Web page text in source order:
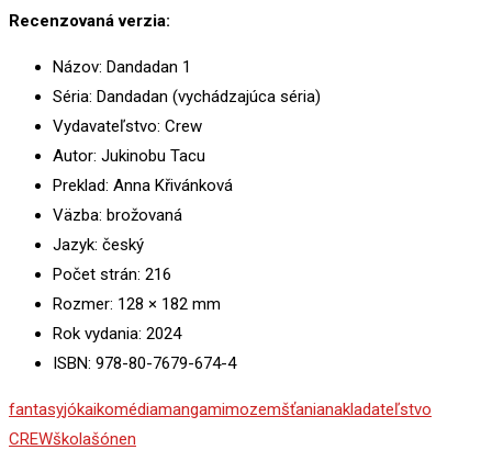
Recenzovaná verzia:
Názov: Dandadan 1
Séria: Dandadan (vychádzajúca séria)
Vydavateľstvo: Crew
Autor: Jukinobu Tacu
Preklad: Anna Křivánková
Väzba: brožovaná
Jazyk: český
Počet strán: 216
Rozmer: 128 × 182 mm
Rok vydania: 2024
ISBN: 978-80-7679-674-4
fantasyjókaikomédiamangamimozemšťanianakladateľstvo
CREWškolašónen